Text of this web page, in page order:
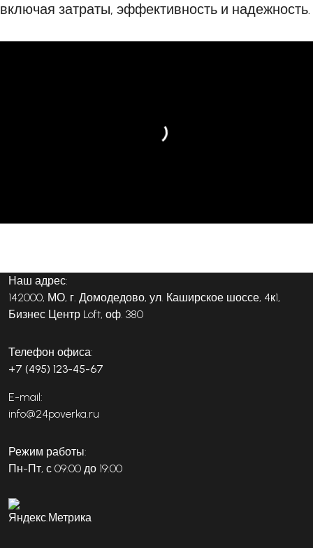
включая затраты, эффективность и надежность.
Наш адрес:
142000, МО, г. Домодедово, ул. Каширское шоссе, 4к1,
Бизнес Центр Loft, оф. 380
Телефон офиса:
+7 (495) 123-45-67
E-mail:
info@24poverka.ru
Режим работы:
Пн-Пт, с 09:00 до 19:00